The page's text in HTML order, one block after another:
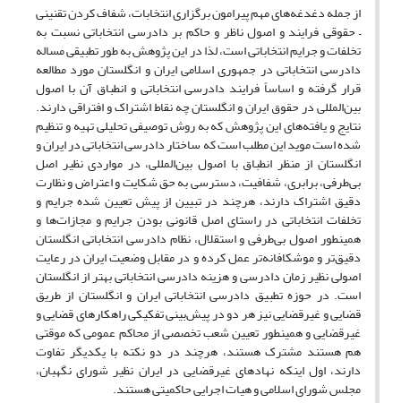
از جمله دغدغه‌های مهم پیرامون برگزاری انتخابات، شفاف کردن تقنینی
– حقوقی فرایند و اصول ناظر و حاکم بر دادرسی انتخاباتی نسبت به
تخلفات و جرایم انتخاباتی است، لذا در این پژوهش به طور تطبیقی مساله
دادرسی انتخاباتی در جمهوری اسلامی ایران و انگلستان مورد مطالعه
قرار گرفته و اساساً فرایند دادرسی انتخاباتی و انطباق آن با اصول
بین‌المللی در حقوق ایران و انگلستان چه نقاط اشتراک و افتراقی دارند.
نتایج و یافته‌های این پژوهش که به روش توصیفی تحلیلی تهیه و تنظیم
شده است موید این مطلب است که ساختار دادرسی انتخاباتی در ایران و
انگلستان از منظر انطباق با اصول بین‌المللی، در مواردی نظیر اصل
بی‌طرفی، برابری، شفافیت، دسترسی به حق شکایت و اعتراض و نظارت
دقیق اشتراک دارند، هرچند در تبیین از پیش تعیین شده جرایم و
تخلفات انتخاباتی در راستای اصل قانونی بودن جرایم و مجازات‌ها و
همینطور اصول بی‌طرفی و استقلال، نظام دادرسی انتخاباتی انگلستان
دقیق‌تر و موشکافانه‌تر عمل کرده و در مقابل وضعیت ایران در رعایت
اصولی نظیر زمان دادرسی و هزینه دادرسی انتخاباتی بهتر از انگلستان
است. در حوزه تطبیق دادرسی انتخاباتی ایران و انگلستان از طریق
قضایی و غیرقضایی نیز هر دو در پیش‌بینی تفکیکی راهکارهای قضایی و
غیرقضایی و همینطور تعیین شعب تخصصی از محاکم عمومی که موقتی
هم هستند مشترک هستند، هرچند در دو نکته با یکدیگر تفاوت
دارند، اول اینکه نهادهای غیرقضایی در ایران نظیر شورای نگهبان،
مجلس شورای اسلامی و هیات اجرایی حاکمیتی هستند.